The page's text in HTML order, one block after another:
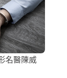
名醫陳威